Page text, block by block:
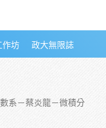
作坊 政大無限誌
系－蔡炎龍－微積分